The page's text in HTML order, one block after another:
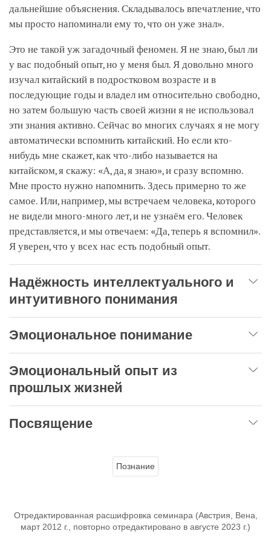
дальнейшие объяснения. Складывалось впечатление, что
мы просто напоминали ему то, что он уже знал».
Это не такой уж загадочный феномен. Я не знаю, был ли
у вас подобный опыт, но у меня был. Я довольно много
изучал китайский в подростковом возрасте и в
последующие годы и владел им относительно свободно,
но затем большую часть своей жизни я не использовал
эти знания активно. Сейчас во многих случаях я не могу
автоматически вспомнить китайский. Но если кто-
нибудь мне скажет, как что-либо называется на
китайском, я скажу: «А, да, я знаю», и сразу вспомню.
Мне просто нужно напомнить. Здесь примерно то же
самое. Или, например, мы встречаем человека, которого
не видели много-много лет, и не узнаём его. Человек
представляется, и мы отвечаем: «Да, теперь я вспомнил».
Я уверен, что у всех нас есть подобный опыт.
Надёжность интеллектуального и
интуитивного понимания
Эмоциональное понимание
Эмоциональный опыт из
прошлых жизней
Посвящение
Познание
Отредактированная расшифровка семинара (Австрия, Вена,
март 2012 г., повторно отредактировано в августе 2023 г.)